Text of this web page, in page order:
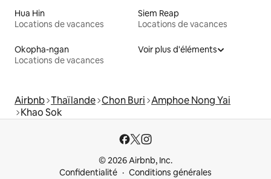
Hua Hin
Locations de vacances
Siem Reap
Locations de vacances
Okopha-ngan
Locations de vacances
Voir plus d'éléments
Airbnb Thaïlande Chon Buri Amphoe Nong Yai
Khao Sok
© 2026 Airbnb, Inc.
Confidentialité
Conditions générales